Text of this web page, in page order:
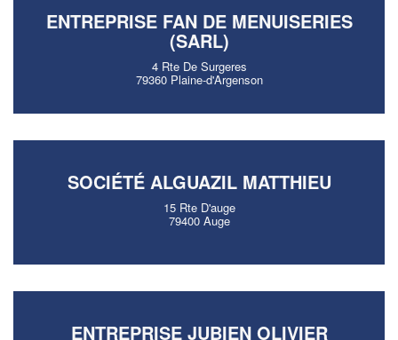
ENTREPRISE FAN DE MENUISERIES
(SARL)
4 Rte De Surgeres
79360 Plaine-d'Argenson
SOCIÉTÉ ALGUAZIL MATTHIEU
15 Rte D'auge
79400 Auge
ENTREPRISE JUBIEN OLIVIER